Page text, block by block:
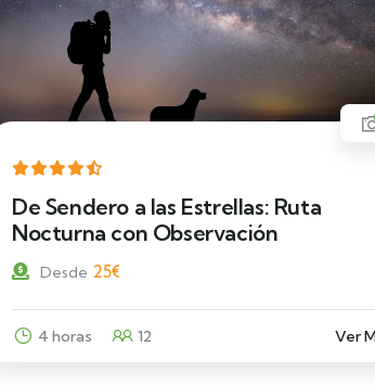
Caballos Przewalski del Alto Tajo:
Fotográfico y Descubrimiento de
Especie Única